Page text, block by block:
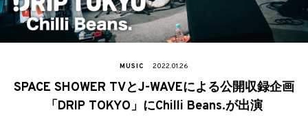
MUSIC 2022.01.26
SPACE SHOWER TVとJ-WAVEによる公開収録企画
「DRIP TOKYO」にChilli Beans.が出演